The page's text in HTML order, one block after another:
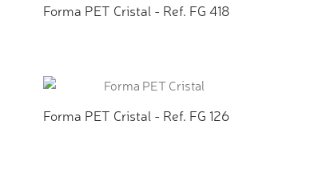
Forma PET Cristal - Ref. FG 418
Forma PET Cristal - Ref. FG 126